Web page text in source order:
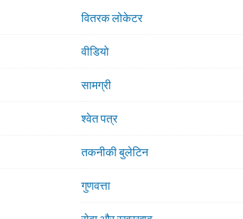
वितरक लोकेटर
वीडियो
सामग्री
श्वेत पत्र
तकनीकी बुलेटिन
गुणवत्ता